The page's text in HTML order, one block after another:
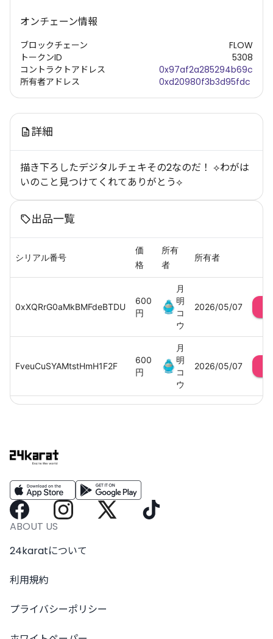
オンチェーン情報
ブロックチェーン
トークンID
コントラクトアドレス
所有者アドレス
FLOW
5308
0x97af2a285294b69c
0xd20980f3b3d95fdc
詳細
描き下ろしたデジタルチェキその2なのだ！ ⟡わがは
いのこと見つけてくれてありがとう⟡
出品一覧
シリアル番号
価
格
所有
者
所有者
0xXQRrG0aMkBMFdeBTDU
600
円
月
明
コ
ウ
2026/05/07
FveuCuSYAMtstHmH1F2F
600
円
月
明
コ
ウ
2026/05/07
ABOUT US
24karatについて
利用規約
プライバシーポリシー